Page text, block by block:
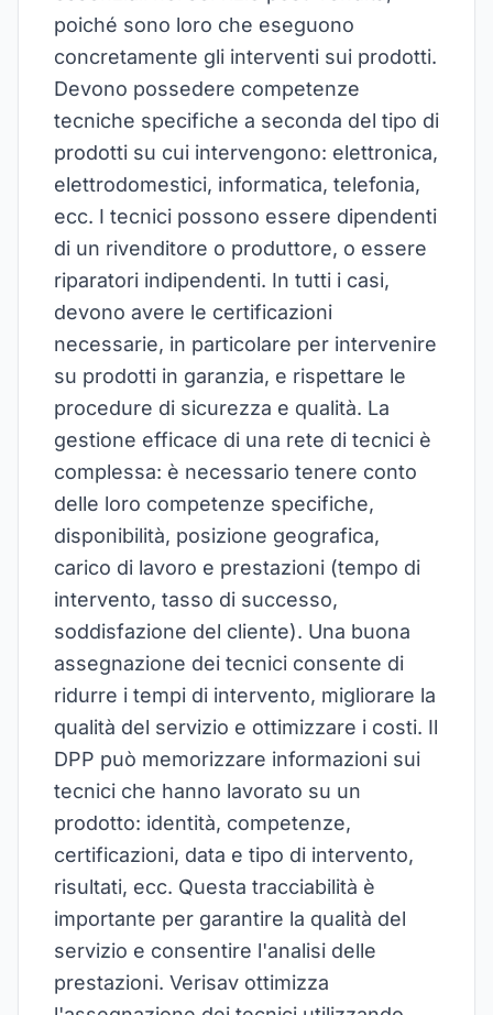
poiché sono loro che eseguono
concretamente gli interventi sui prodotti.
Devono possedere competenze
tecniche specifiche a seconda del tipo di
prodotti su cui intervengono: elettronica,
elettrodomestici, informatica, telefonia,
ecc. I tecnici possono essere dipendenti
di un rivenditore o produttore, o essere
riparatori indipendenti. In tutti i casi,
devono avere le certificazioni
necessarie, in particolare per intervenire
su prodotti in garanzia, e rispettare le
procedure di sicurezza e qualità. La
gestione efficace di una rete di tecnici è
complessa: è necessario tenere conto
delle loro competenze specifiche,
disponibilità, posizione geografica,
carico di lavoro e prestazioni (tempo di
intervento, tasso di successo,
soddisfazione del cliente). Una buona
assegnazione dei tecnici consente di
ridurre i tempi di intervento, migliorare la
qualità del servizio e ottimizzare i costi. Il
DPP può memorizzare informazioni sui
tecnici che hanno lavorato su un
prodotto: identità, competenze,
certificazioni, data e tipo di intervento,
risultati, ecc. Questa tracciabilità è
importante per garantire la qualità del
servizio e consentire l'analisi delle
prestazioni. Verisav ottimizza